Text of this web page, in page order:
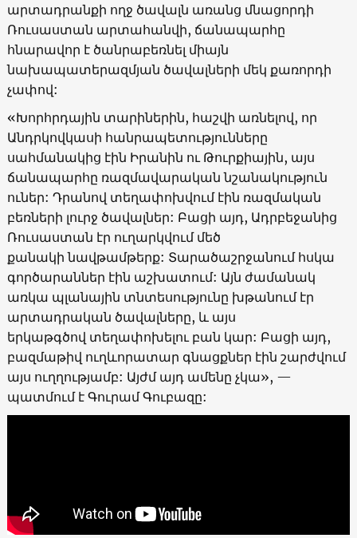
արտադրանքի ողջ ծավալն առանց մնացորդի
Ռուսաստան արտահանվի, ճանապարհը
հնարավոր է ծանրաբեռնել միայն
նախապատերազմյան ծավալների մեկ քառորդի
չափով:
«Խորհրդային տարիներին, հաշվի առնելով, որ
Անդրկովկասի հանրապետությունները
սահմանակից էին Իրանին ու Թուրքիային, այս
ճանապարհը ռազմավարական նշանակություն
ուներ: Դրանով տեղափոխվում էին ռազմական
բեռների լուրջ ծավալներ: Բացի այդ, Ադրբեջանից
Ռուսաստան էր ուղարկվում մեծ
քանակի նավթամթերք: Տարածաշրջանում հսկա
գործարաններ էին աշխատում: Այն ժամանակ
առկա պլանային տնտեսությունը խթանում էր
արտադրական ծավալները, և այս
երկաթգծով տեղափոխելու բան կար: Բացի այդ,
բազմաթիվ ուղևորատար գնացքներ էին շարժվում
այս ուղղությամբ: Այժմ այդ ամենը չկա», —
պատմում է Գուրամ Գուբազը: